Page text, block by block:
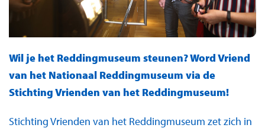
Wil je het Reddingmuseum steunen? Word Vriend
van het Nationaal Reddingmuseum via de
Stichting Vrienden van het Reddingmuseum!
Stichting Vrienden van het Reddingmuseum zet zich in